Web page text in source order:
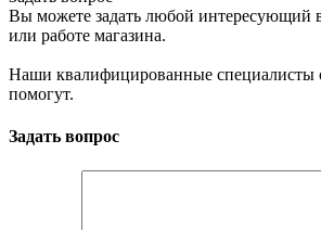
Вы можете задать любой интересующий
или работе магазина.
Наши квалифицированные специалисты
помогут.
Задать вопрос